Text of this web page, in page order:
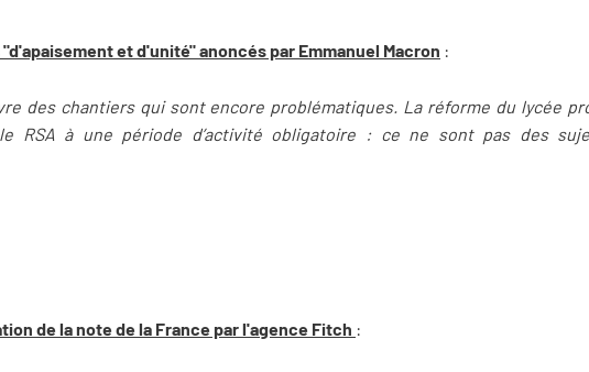
et d'unité" anoncés par Emmanuel Macron :
des chantiers qui sont encore problématiques. La réforme du lycée
le RSA à une période d’activité obligatoire : ce ne sont pas des
de la note de la France par l'agence Fitch :